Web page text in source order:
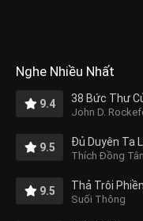
Nghe Nhiều Nhất
9.4 38 Bức Thư
John D.
9.5 Đủ Duyên Ta
Thích Đồng
9.5 Thả Trôi
Suối Thông